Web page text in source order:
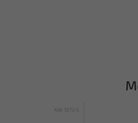
Kód: 5372/S